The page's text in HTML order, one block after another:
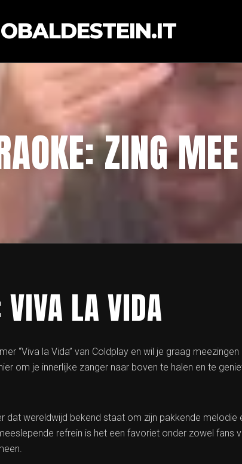
ZING
VIVA LA VIDA
“Viva la Vida” van Coldplay en wil je graag
om je innerlijke zanger naar boven te halen en te
dat wereldwijd bekend staat om zijn pakkende
refrein is het een favoriet onder zowel fans